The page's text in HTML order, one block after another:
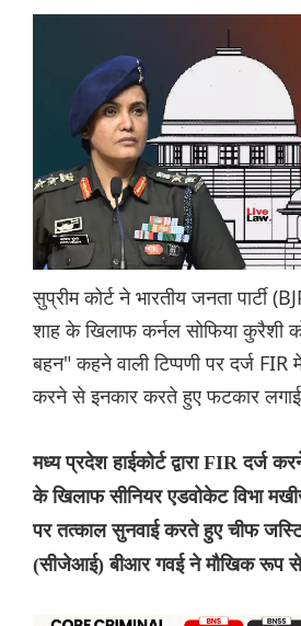
सुप्रीम कोर्ट ने भारतीय जनता पार्टी
शाह के खिलाफ कर्नल सोफिया कुरैशी
बहन" कहने वाली टिप्पणी पर दर्ज FIR
करने से इनकार करते हुए फटकार
मध्य प्रदेश हाईकोर्ट द्वारा FIR दर्ज
के खिलाफ सीनियर एडवोकेट विभा
पर तत्काल सुनवाई करते हुए चीफ
(सीजेआई) बीआर गवई ने मौखिक रूप